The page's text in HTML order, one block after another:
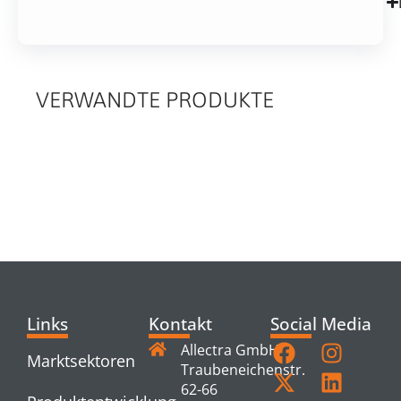
VERWANDTE PRODUKTE
Links
Marktsektoren
Kontakt
Allectra GmbH
Traubeneichenstr.
62-66
Social Media